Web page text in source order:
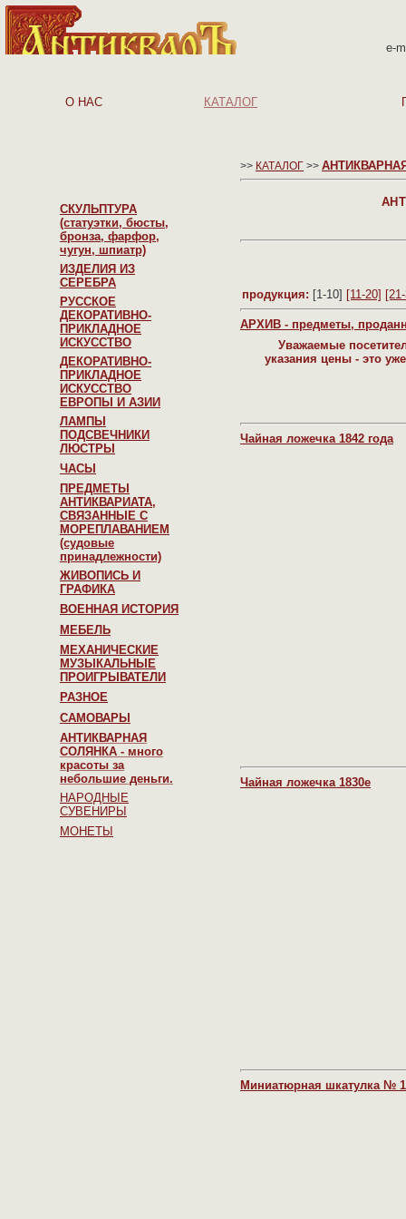
e-
О НАС КАТАЛОГ
СКУЛЬПТУРА
(статуэтки, бюсты,
бронза, фарфор,
чугун, шпиатр)
ИЗДЕЛИЯ ИЗ
СЕРЕБРА
РУССКОЕ
ДЕКОРАТИВНО-
ПРИКЛАДНОЕ
ИСКУССТВО
ДЕКОРАТИВНО-
ПРИКЛАДНОЕ
ИСКУССТВО
ЕВРОПЫ И АЗИИ
ЛАМПЫ
ПОДСВЕЧНИКИ
ЛЮСТРЫ
ЧАСЫ
ПРЕДМЕТЫ
АНТИКВАРИАТА,
СВЯЗАННЫЕ С
МОРЕПЛАВАНИЕМ
(судовые
принадлежности)
ЖИВОПИСЬ И
ГРАФИКА
ВОЕННАЯ ИСТОРИЯ
МЕБЕЛЬ
МЕХАНИЧЕСКИЕ
МУЗЫКАЛЬНЫЕ
ПРОИГРЫВАТЕЛИ
РАЗНОЕ
САМОВАРЫ
АНТИКВАРНАЯ
СОЛЯНКА - много
красоты за
небольшие деньги.
НАРОДНЫЕ
СУВЕНИРЫ
МОНЕТЫ
>> КАТАЛОГ >>
продукция: [1-10] [11-20]
АРХИВ - предметы,
Уважаемые
указания цены - это
Чайная ложечка 1842 года
Чайная ложечка 1830е
Миниатюрная шкатулка № 1